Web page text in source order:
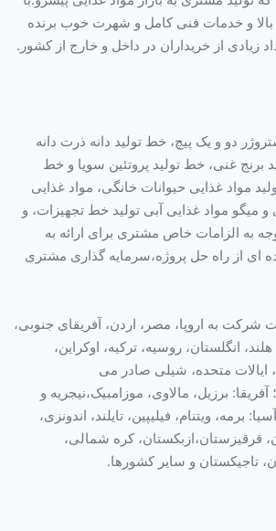
بالا و خدمات فنی کامل و شهرت خوب برنده
زیادی از خریداران در داخل و خارج از کشور.
دو و یک پیچ، خط تولید دانه ذرت دانه
برنج غنی، خط تولید پروتئین سویا و خط
مواد غذایی حیوانات خانگی، مواد غذایی
میگو مواد غذایی آبی تولید خط تجهیزات، و
به الزامات خاص مشتری برای ارائه به
ای از راه حل پروژه،سرمایه گذاری مشتری
شرکت به اروپا، مصر، اردن، آفریقای جنوبی،
هلند، انگلستان، روسیه، ترکیه، اوکراین،
ایالات متحده، شیلی صادر می
برزیل، مالاوی، موزامبیک،نیجریه و
برمه، ویتنام، فیلیپین، تایلند، اندونزی،
قرقیزستان،ازبکستان، کره شمالی،
تاجیکستان و سایر کشورها.